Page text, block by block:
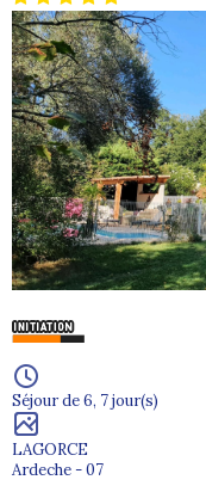
Séjour de 6, 7 jour(s)
LAGORCE
Ardeche - 07